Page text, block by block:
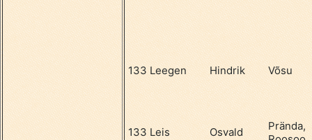
133 Leegen Hindrik Võsu
133 Leis Osvald
Prända,